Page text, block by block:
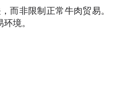
而非限制正常牛肉贸易。
境。